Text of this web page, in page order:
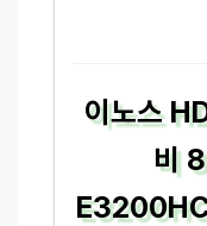
이노스
비